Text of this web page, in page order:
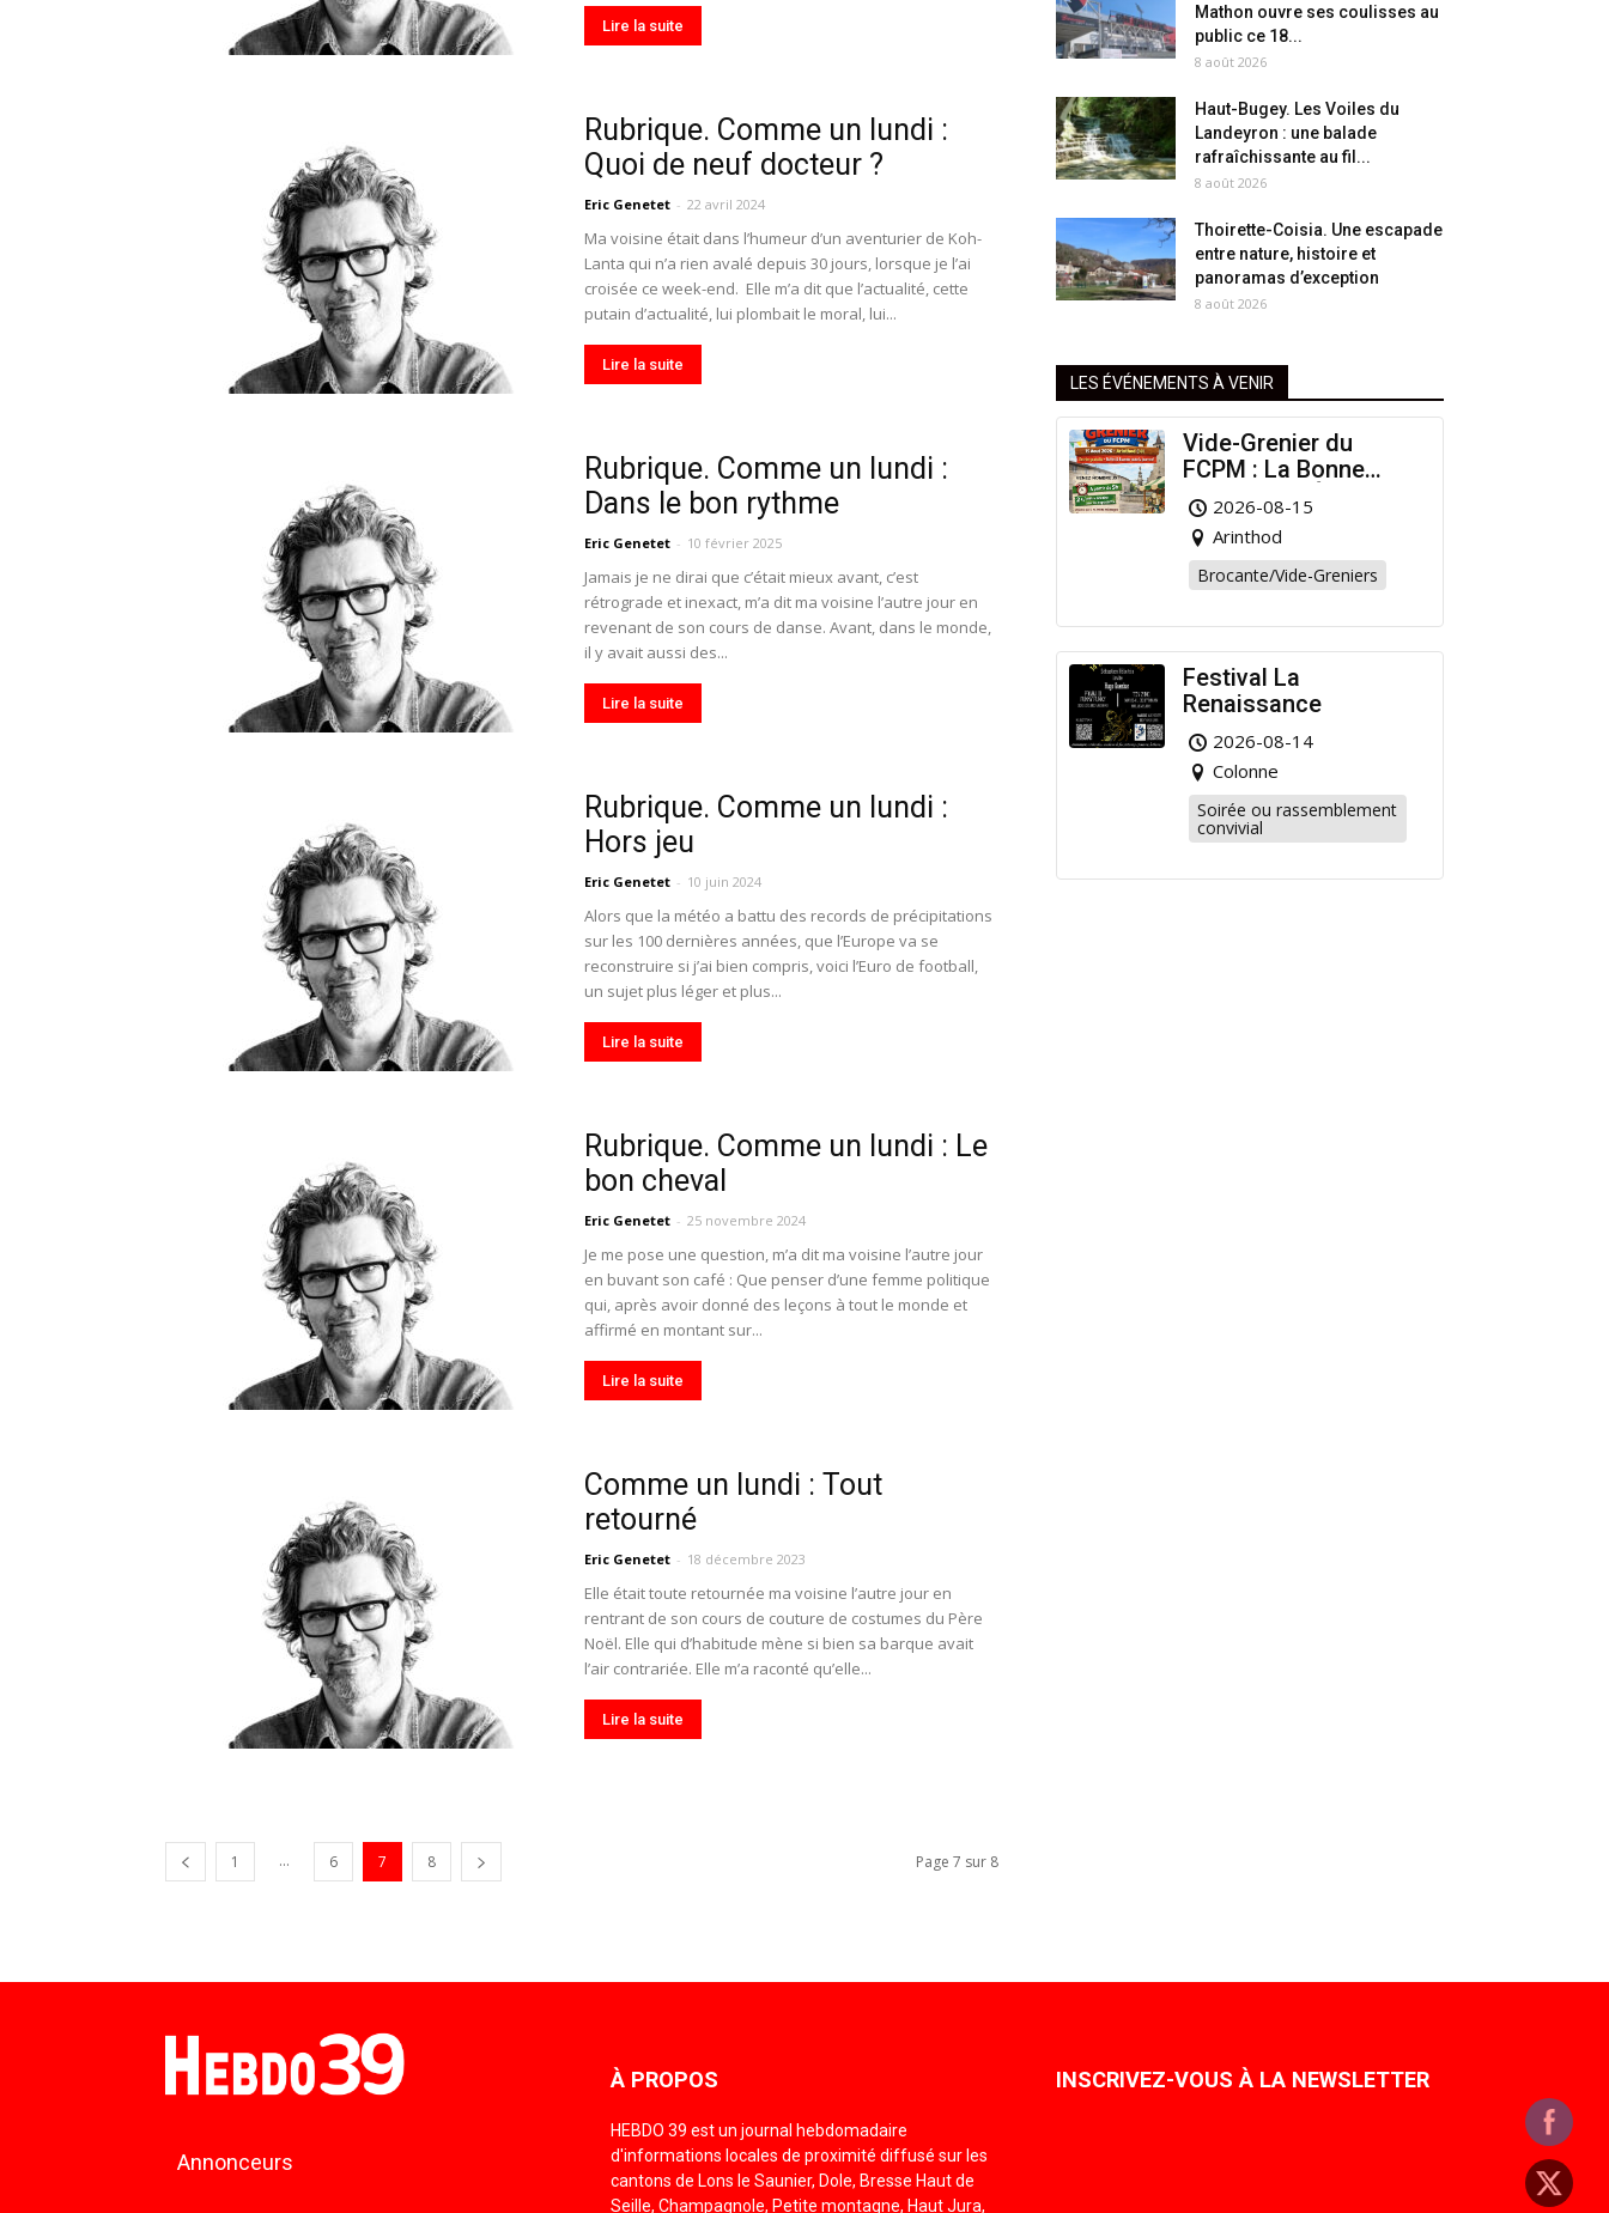
Lire la suite
Rubrique. Comme un lundi :
Quoi de neuf docteur ?
Eric Genetet - 22 avril 2024
Ma voisine était dans l’humeur d’un aventurier de Koh-
Lanta qui n’a rien avalé depuis 30 jours, lorsque je l’ai
croisée ce week-end. Elle m’a dit que l’actualité, cette
putain d’actualité, lui plombait le moral, lui...
Lire la suite
Rubrique. Comme un lundi :
Dans le bon rythme
Eric Genetet - 10 février 2025
Jamais je ne dirai que c’était mieux avant, c’est
rétrograde et inexact, m’a dit ma voisine l’autre jour en
revenant de son cours de danse. Avant, dans le monde,
il y avait aussi des...
Lire la suite
Rubrique. Comme un lundi :
Hors jeu
Eric Genetet - 10 juin 2024
Alors que la météo a battu des records de précipitations
sur les 100 dernières années, que l’Europe va se
reconstruire si j’ai bien compris, voici l’Euro de football,
un sujet plus léger et plus...
Lire la suite
Rubrique. Comme un lundi : Le
bon cheval
Eric Genetet - 25 novembre 2024
Je me pose une question, m’a dit ma voisine l’autre jour
en buvant son café : Que penser d’une femme politique
qui, après avoir donné des leçons à tout le monde et
affirmé en montant sur...
Lire la suite
Comme un lundi : Tout
retourné
Eric Genetet - 18 décembre 2023
Elle était toute retournée ma voisine l’autre jour en
rentrant de son cours de couture de costumes du Père
Noël. Elle qui d’habitude mène si bien sa barque avait
l’air contrariée. Elle m’a raconté qu’elle...
Lire la suite
1 ... 6 7 8 Page 7 sur 8
Mathon ouvre ses coulisses au
public ce 18...
8 août 2026
Haut-Bugey. Les Voiles du
Landeyron : une balade
rafraîchissante au fil...
8 août 2026
Thoirette-Coisia. Une escapade
entre nature, histoire et
panoramas d’exception
8 août 2026
LES ÉVÉNEMENTS À VENIR
Vide-Grenier du
FCPM : La Bonne
Affaire de l’Été à
Arinthod !
2026-08-15
Arinthod
Brocante/Vide-Greniers
Festival La
Renaissance
2026-08-14
Colonne
Soirée ou rassemblement
convivial